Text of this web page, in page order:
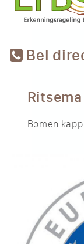
Bel
Bomen